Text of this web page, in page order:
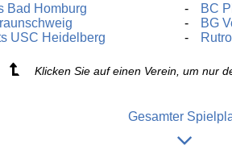
Bad Homburg BC
BG
USC Heidelberg
Klicken Sie auf einen Verein, um nur
Gesamter